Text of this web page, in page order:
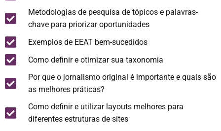
Metodologias de pesquisa de tópicos e palavras-
chave para priorizar oportunidades
Exemplos de EEAT bem-sucedidos
Como definir e otimizar sua taxonomia
Por que o jornalismo original é importante e quais são
as melhores práticas?
Como definir e utilizar layouts melhores para
diferentes estruturas de sites